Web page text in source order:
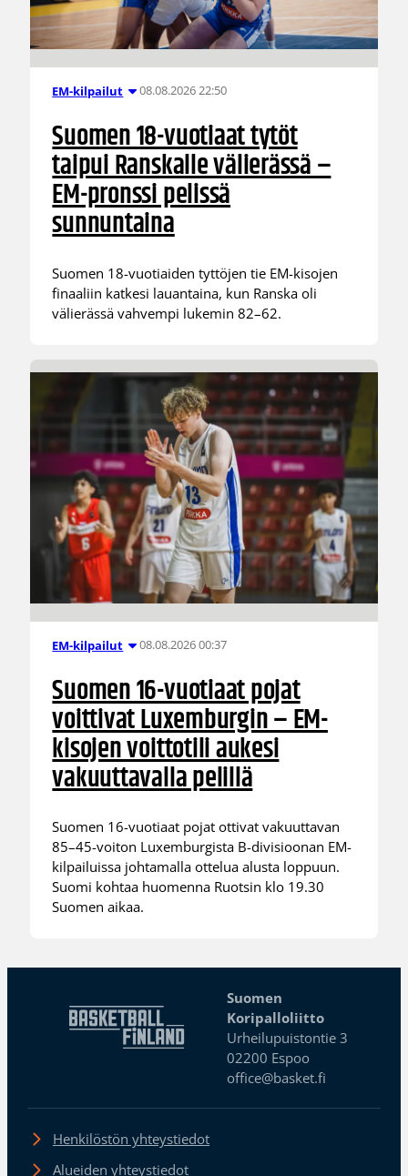
EM-kilpailut 08.08.2026 22:50
Suomen 18-vuotiaat tytöt
taipui Ranskalle välierässä –
EM-pronssi pelissä
sunnuntaina
Suomen 18-vuotiaiden tyttöjen tie EM-kisojen
finaaliin katkesi lauantaina, kun Ranska oli
välierässä vahvempi lukemin 82–62.
EM-kilpailut 08.08.2026 00:37
Suomen 16-vuotiaat pojat
voittivat Luxemburgin – EM-
kisojen voittotili aukesi
vakuuttavalla pelillä
Suomen 16-vuotiaat pojat ottivat vakuuttavan
85–45-voiton Luxemburgista B-divisioonan EM-
kilpailuissa johtamalla ottelua alusta loppuun.
Suomi kohtaa huomenna Ruotsin klo 19.30
Suomen aikaa.
Suomen
Koripalloliitto
Urheilupuistontie 3
02200 Espoo
office@basket.fi
Henkilöstön yhteystiedot
Alueiden yhteystiedot